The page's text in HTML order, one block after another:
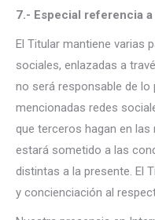
7.- Especial referencia
El Titular mantiene varias
sociales, enlazadas a
no será responsable de
mencionadas redes
que terceros hagan en
estará sometido a las
distintas a la presente. El
y concienciación al